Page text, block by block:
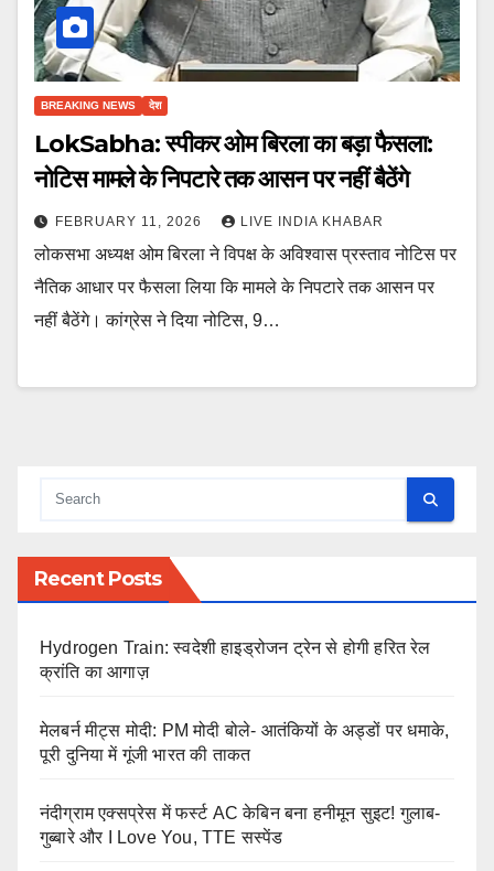
BREAKING NEWS देश
LokSabha: स्पीकर ओम बिरला का बड़ा फैसला:
नोटिस मामले के निपटारे तक आसन पर नहीं बैठेंगे
FEBRUARY 11, 2026 LIVE INDIA KHABAR
लोकसभा अध्यक्ष ओम बिरला ने विपक्ष के अविश्वास प्रस्ताव नोटिस पर
नैतिक आधार पर फैसला लिया कि मामले के निपटारे तक आसन पर
नहीं बैठेंगे। कांग्रेस ने दिया नोटिस, 9…
Recent Posts
Hydrogen Train: स्वदेशी हाइड्रोजन ट्रेन से होगी हरित रेल
क्रांति का आगाज़
मेलबर्न मीट्स मोदी: PM मोदी बोले- आतंकियों के अड्डों पर धमाके,
पूरी दुनिया में गूंजी भारत की ताकत
नंदीग्राम एक्सप्रेस में फर्स्ट AC केबिन बना हनीमून सुइट! गुलाब-
गुब्बारे और I Love You, TTE सस्पेंड